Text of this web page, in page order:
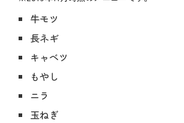
牛モツ
長ネギ
キャベツ
もやし
ニラ
玉ねぎ